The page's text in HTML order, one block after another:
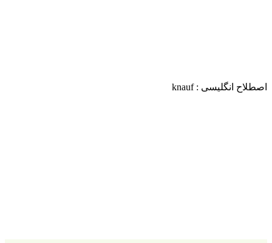
اصطلاح انگلیسی : knauf